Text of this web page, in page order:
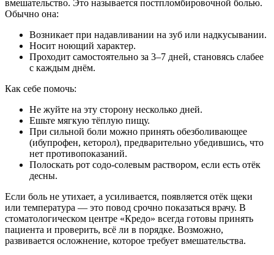
вмешательство. Это называется постпломбировочной болью.
Обычно она:
Возникает при надавливании на зуб или надкусывании.
Носит ноющий характер.
Проходит самостоятельно за 3–7 дней, становясь слабее
с каждым днём.
Как себе помочь:
Не жуйте на эту сторону несколько дней.
Ешьте мягкую тёплую пищу.
При сильной боли можно принять обезболивающее
(ибупрофен, кеторол), предварительно убедившись, что
нет противопоказаний.
Полоскать рот содо-солевым раствором, если есть отёк
десны.
Если боль не утихает, а усиливается, появляется отёк щеки
или температура — это повод срочно показаться врачу. В
стоматологическом центре «Кредо» всегда готовы принять
пациента и проверить, всё ли в порядке. Возможно,
развивается осложнение, которое требует вмешательства.